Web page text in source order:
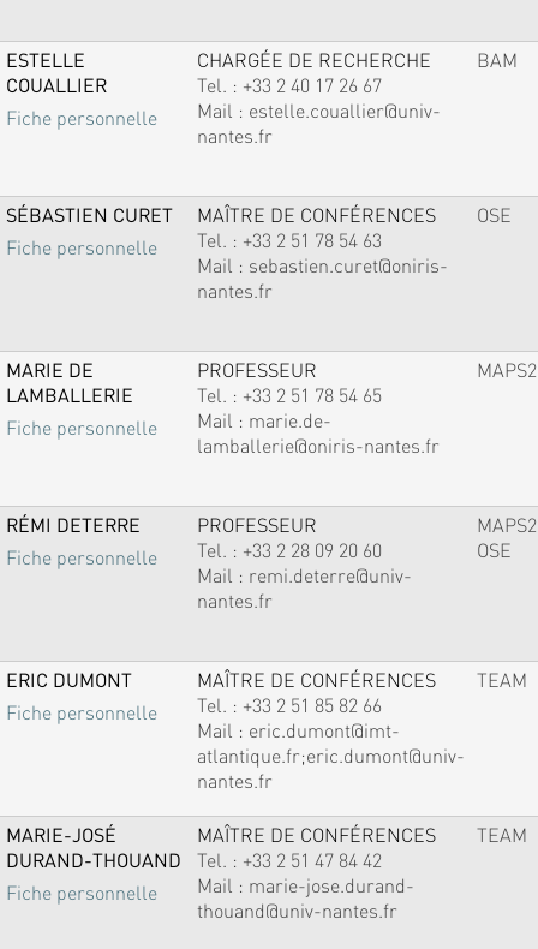
ESTELLE
COUALLIER
Fiche personnelle
CHARGÉE DE RECHERCHE
Tel. : +33 2 40 17 26 67
Mail : estelle.couallier@univ-
nantes.fr
BAM
SÉBASTIEN CURET
Fiche personnelle
MAÎTRE DE CONFÉRENCES
Tel. : +33 2 51 78 54 63
Mail : sebastien.curet@oniris-
nantes.fr
OSE
MARIE DE
LAMBALLERIE
Fiche personnelle
PROFESSEUR
Tel. : +33 2 51 78 54 65
Mail : marie.de-
lamballerie@oniris-nantes.fr
MAPS2
RÉMI DETERRE
Fiche personnelle
PROFESSEUR
Tel. : +33 2 28 09 20 60
Mail : remi.deterre@univ-
nantes.fr
MAPS2
OSE
ERIC DUMONT
Fiche personnelle
MAÎTRE DE CONFÉRENCES
Tel. : +33 2 51 85 82 66
Mail : eric.dumont@imt-
atlantique.fr;eric.dumont@univ-
nantes.fr
TEAM
MARIE-JOSÉ
DURAND-THOUAND
Fiche personnelle
MAÎTRE DE CONFÉRENCES
Tel. : +33 2 51 47 84 42
Mail : marie-jose.durand-
thouand@univ-nantes.fr
TEAM